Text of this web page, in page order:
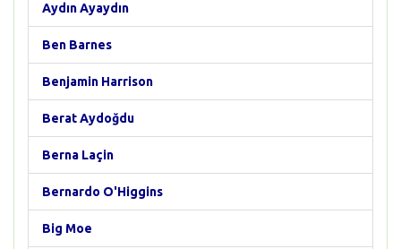
Aydın Ayaydın
Ben Barnes
Benjamin Harrison
Berat Aydoğdu
Berna Laçin
Bernardo O'Higgins
Big Moe